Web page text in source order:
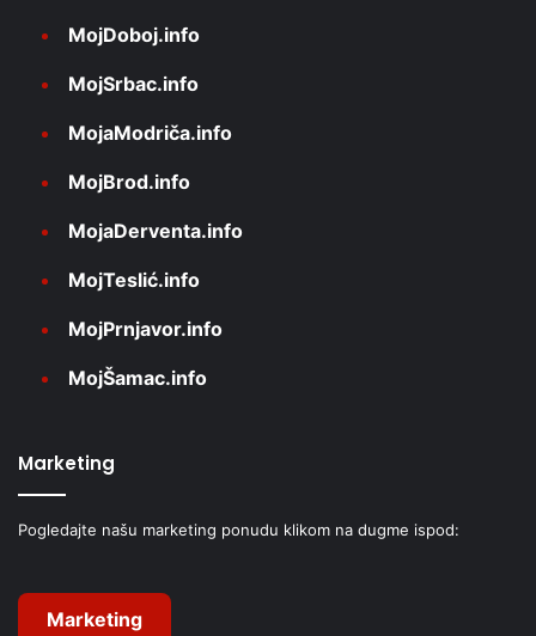
MojDoboj.info
MojSrbac.info
MojaModriča.info
MojBrod.info
MojaDerventa.info
MojTeslić.info
MojPrnjavor.info
MojŠamac.info
Marketing
Pogledajte našu marketing ponudu klikom na dugme ispod:
Marketing